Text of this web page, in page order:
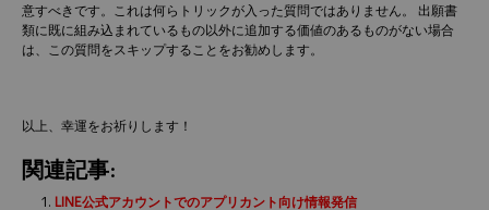
意すべきです。これは何らトリックが入った質問ではありません。 出願書
類に既に組み込まれているもの以外に追加する価値のあるものがない場合
は、この質問をスキップすることをお勧めします。
以上、幸運をお祈りします！
関連記事:
LINE公式アカウントでのアプリカント向け情報発信